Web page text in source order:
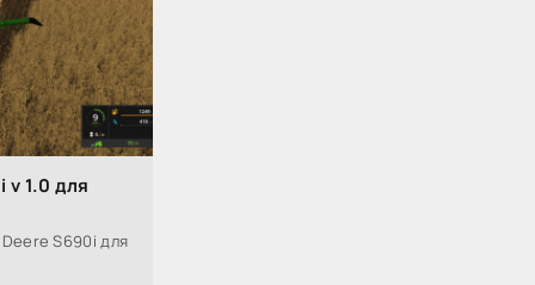
v 1.0 для
S690i для